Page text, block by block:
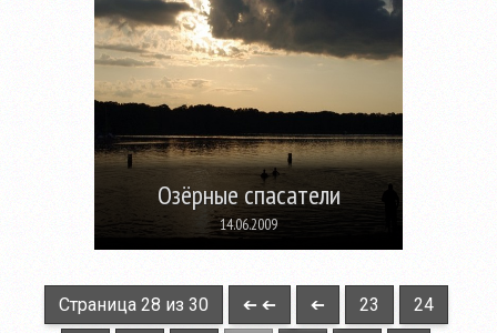
Озёрные спасатели
14.06.2009
Страница 28 из 30 ➔ ➔ ➔ 23 24